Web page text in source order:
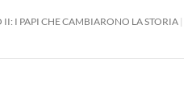
I PAPI CHE CAMBIARONO LA STORIA